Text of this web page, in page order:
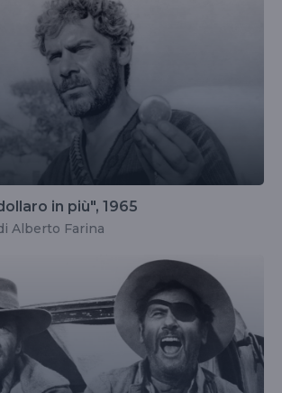
in più", 1965
Alberto Farina